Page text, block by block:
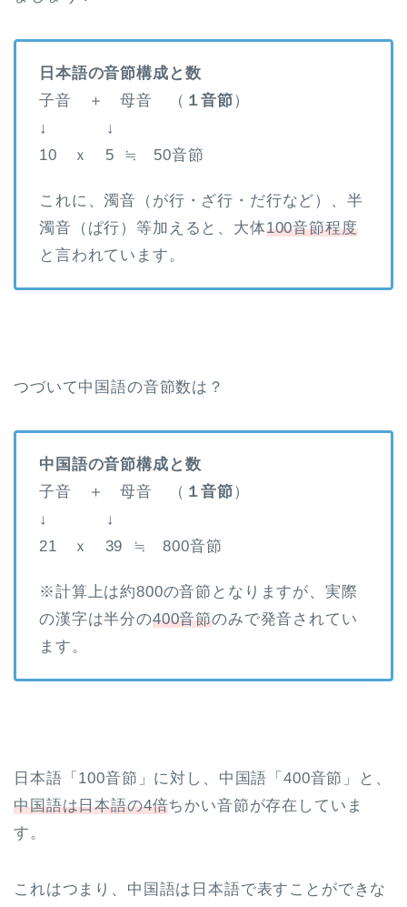
日本語の音節構成と数
子音 ＋ 母音 （ １音節）
↓ ↓
10 ｘ 5 ≒ 50音節
これに、濁音（が行・ざ行・だ行など）、半
濁音（ぱ行）等加えると、大体100音節程度
と言われています。
つづいて中国語の音節数は？
中国語の音節構成と数
子音 ＋ 母音 （ １音節）
↓ ↓
21 ｘ 39 ≒ 800音節
※計算上は約800の音節となりますが、実際
の漢字は半分の400音節のみで発音されてい
ます。
日本語「100音節」に対し、中国語「400音節」と、
中国語は日本語の4倍ちかい音節が存在していま
す。
これはつまり、中国語は日本語で表すことができな